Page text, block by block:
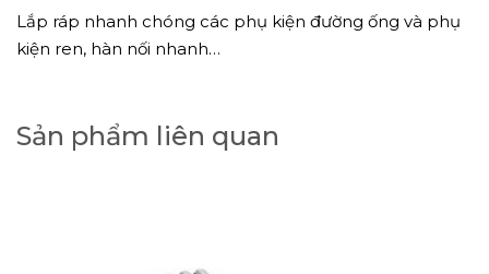
Lắp ráp nhanh chóng các phụ kiện đường ống và phụ
kiện ren, hàn nối nhanh…
Sản phẩm liên quan